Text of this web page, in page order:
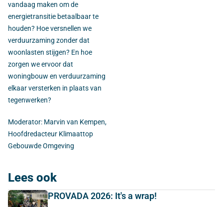
vandaag maken om de
energietransitie betaalbaar te
houden? Hoe versnellen we
verduurzaming zonder dat
woonlasten stijgen? En hoe
zorgen we ervoor dat
woningbouw en verduurzaming
elkaar versterken in plaats van
tegenwerken?
Moderator: Marvin van Kempen,
Hoofdredacteur Klimaattop
Gebouwde Omgeving
Lees ook
PROVADA 2026: It's a wrap!